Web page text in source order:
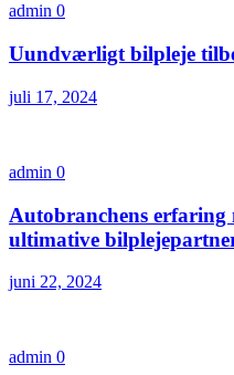
admin 0
Uundværligt bilpleje
juli 17, 2024
admin 0
Autobranchens
ultimative
juni 22, 2024
admin 0